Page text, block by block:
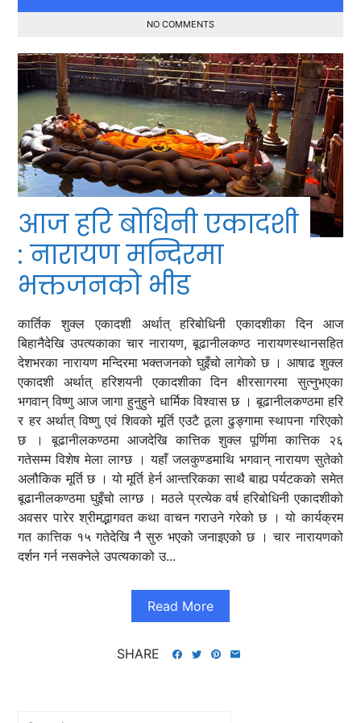
NO COMMENTS
आज हरि बोधिनी एकादशी
: नारायण मन्दिरमा
भक्तजनको भीड
कार्तिक शुक्ल एकादशी अर्थात् हरिबोधिनी एकादशीका दिन आज
बिहानैदेखि उपत्यकाका चार नारायण, बूढानीलकण्ठ नारायणस्थानसहित
देशभरका नारायण मन्दिरमा भक्तजनको घुइँचो लागेको छ । आषाढ शुक्ल
एकादशी अर्थात् हरिशयनी एकादशीका दिन क्षीरसागरमा सुत्नुभएका
भगवान् विष्णु आज जागा हुनुहुने धार्मिक विश्वास छ । बूढानीलकण्ठमा हरि
र हर अर्थात् विष्णु एवं शिवको मूर्ति एउटै ठूला ढुङ्गामा स्थापना गरिएको
छ । बूढानीलकण्ठमा आजदेखि कात्तिक शुक्ल पूर्णिमा कात्तिक २६
गतेसम्म विशेष मेला लाग्छ । यहाँ जलकुण्डमाथि भगवान् नारायण सुतेको
अलौकिक मूर्ति छ । यो मूर्ति हेर्न आन्तरिकका साथै बाह्य पर्यटकको समेत
बूढानीलकण्ठमा घुइँचो लाग्छ । मठले प्रत्येक वर्ष हरिबोधिनी एकादशीको
अवसर पारेर श्रीमद्भागवत कथा वाचन गराउने गरेको छ । यो कार्यक्रम
गत कात्तिक १५ गतेदेखि नै सुरु भएको जनाइएको छ । चार नारायणको
दर्शन गर्न नसक्नेले उपत्यकाको उ...
Read More
SHARE
Search